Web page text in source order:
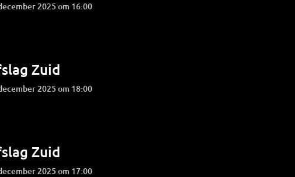
december 2025 om 16:00
Zuid
december 2025 om 18:00
Zuid
december 2025 om 17:00